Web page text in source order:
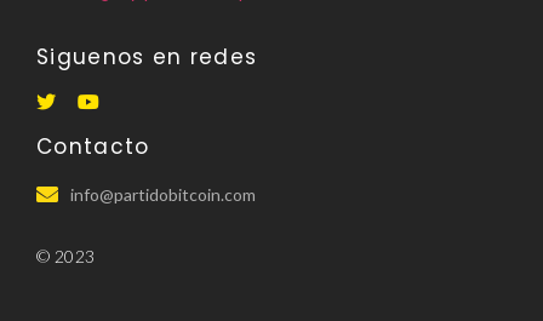
Siguenos en redes
Contacto
info@partidobitcoin.com
© 2023